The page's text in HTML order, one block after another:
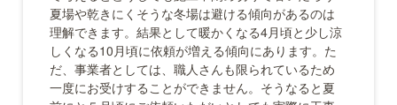
夏場や乾きにくそうな冬場は避ける傾向があるのは
理解できます。結果として暖かくなる4月頃と少し涼
しくなる10月頃に依頼が増える傾向にあります。た
だ、事業者としては、職人さんも限られているため
一度にお受けすることができません。そうなると夏